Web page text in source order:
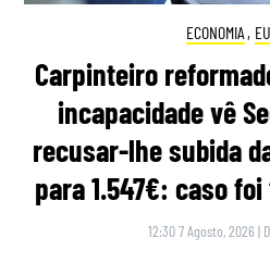
ECONOMIA ,
Carpinteiro
incapacidade vê
recusar-lhe subida
para 1.547€: caso foi
12:30 7 Agosto, 2026 |